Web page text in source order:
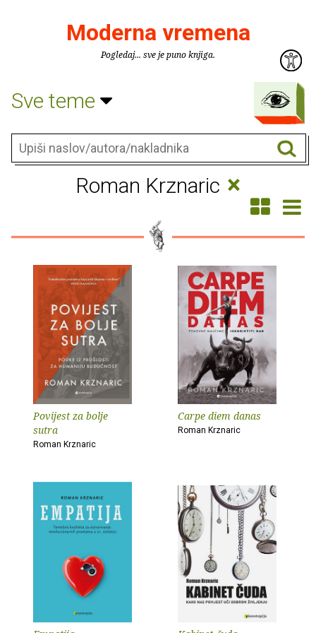
Moderna vremena
Pogledaj... sve je puno knjiga.
Sve teme
Roman Krznaric ×
Povijest za bolje
sutra
Roman Krznaric
Carpe diem danas
Roman Krznaric